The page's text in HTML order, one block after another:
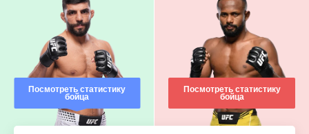
Посмотреть статистику
бойца
Посмотреть статистику
бойца